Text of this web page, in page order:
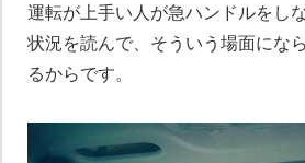
運転が上手い人が急ハンドルをし
状況を読んで、そういう場面にな
るからです。